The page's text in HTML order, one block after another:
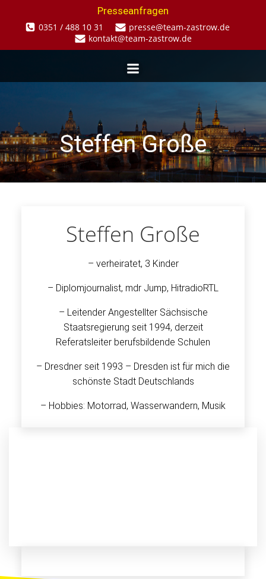
Zum
springen
Presseanfragen
0351 / 488 10 31
presse@team-zastrow.de
kontakt@team-zastrow.de
Steffen Große
Steffen Große
– verheiratet, 3 Kinder
– Diplomjournalist, mdr Jump, HitradioRTL
– Leitender Angestellter Sächsische
Staatsregierung seit 1994, derzeit
Referatsleiter berufsbildende Schulen
– Dresdner seit 1993 – Dresden ist für mich die
schönste Stadt Deutschlands
– Hobbies: Motorrad, Wasserwandern, Musik